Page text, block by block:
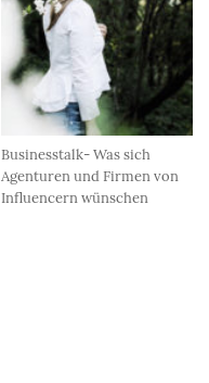
Businesstalk- Was sich
Agenturen und Firmen von
Influencern wünschen